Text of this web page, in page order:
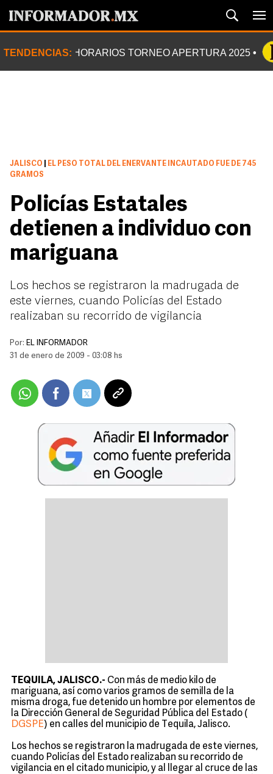
TENDENCIAS: HORARIOS TORNEO APERTURA 2025
JALISCO
EL PESO TOTAL DEL ENERVANTE INCAUTADO FUE DE 745
GRAMOS
Policías Estatales
detienen a individuo con
mariguana
Los hechos se registraron la madrugada de
este viernes, cuando Policías del Estado
realizaban su recorrido de vigilancia
Por: EL INFORMADOR
31 de enero de 2009 - 03:08 hs
TEQUILA, JALISCO.- Con más de medio kilo de
mariguana, así como varios gramos de semilla de la
misma droga, fue detenido un hombre por elementos de
la Dirección General de Seguridad Pública del Estado (
DGSPE) en calles del municipio de Tequila, Jalisco.
Los hechos se registraron la madrugada de este viernes,
cuando Policías del Estado realizaban su recorrido de
vigilancia en el citado municipio, y al llegar al cruce de las